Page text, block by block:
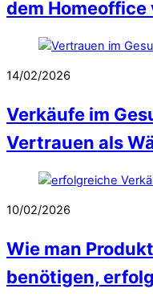
dem
14/02/2026
Verkäufe im
Vertrauen als
10/02/2026
Wie man
benötigen,